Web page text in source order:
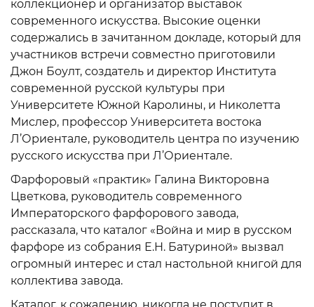
коллекционер и организатор выставок
современного искусства. Высокие оценки
содержались в зачитанном докладе, который для
участников встречи совместно приготовили
Джон Боулт, создатель и директор Института
современной русской культуры при
Университете Южной Каролины, и Николетта
Мислер, профессор Университета востока
Л’Ориентале, руководитель центра по изучению
русского искусства при Л’Ориентале.
Фарфоровый «практик» Галина Викторовна
Цветкова, руководитель современного
Императорского фарфорового завода,
рассказала, что каталог «Война и мир в русском
фарфоре из собрания Е.Н. Батуриной» вызвал
огромный интерес и стал настольной книгой для
коллектива завода.